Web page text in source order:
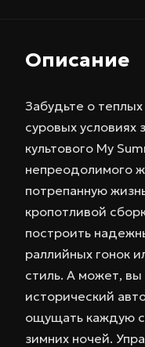
Описание
Забудьте о
суровых
культового My
непреодолимого
потрепанную
кропотливой
построить
раллийных гонок
стиль. А может, вы
исторический
ощущать каждую
зимних ночей.